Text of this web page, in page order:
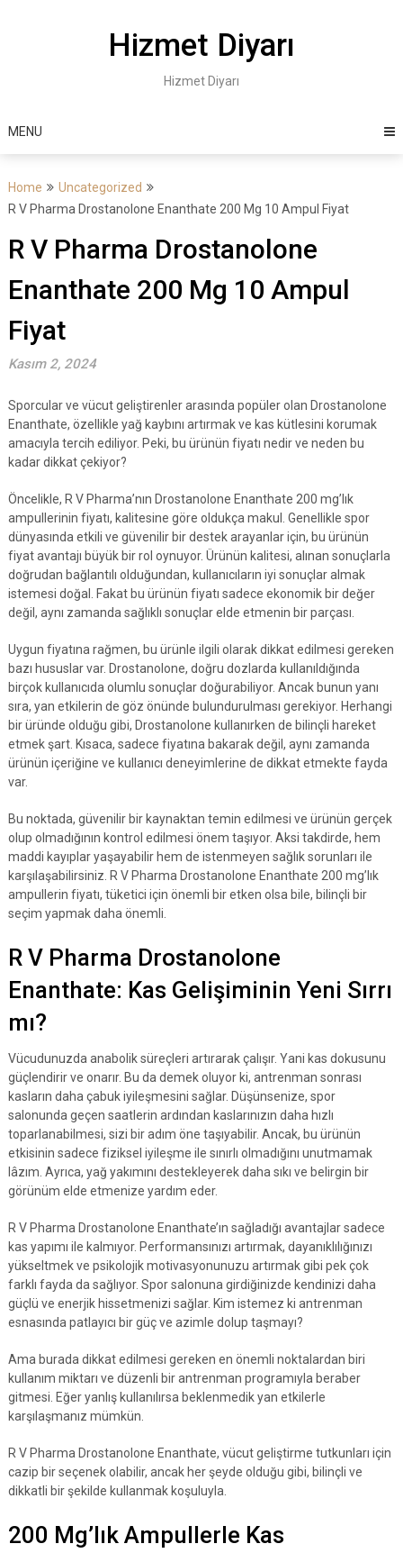
Hizmet Diyarı
Hizmet Diyarı
MENU
Home
Uncategorized
R V Pharma Drostanolone Enanthate 200 Mg 10 Ampul Fiyat
R V Pharma Drostanolone
Enanthate 200 Mg 10 Ampul
Fiyat
Kasım 2, 2024
Sporcular ve vücut geliştirenler arasında popüler olan Drostanolone
Enanthate, özellikle yağ kaybını artırmak ve kas kütlesini korumak
amacıyla tercih ediliyor. Peki, bu ürünün fiyatı nedir ve neden bu
kadar dikkat çekiyor?
Öncelikle, R V Pharma’nın Drostanolone Enanthate 200 mg’lık
ampullerinin fiyatı, kalitesine göre oldukça makul. Genellikle spor
dünyasında etkili ve güvenilir bir destek arayanlar için, bu ürünün
fiyat avantajı büyük bir rol oynuyor. Ürünün kalitesi, alınan sonuçlarla
doğrudan bağlantılı olduğundan, kullanıcıların iyi sonuçlar almak
istemesi doğal. Fakat bu ürünün fiyatı sadece ekonomik bir değer
değil, aynı zamanda sağlıklı sonuçlar elde etmenin bir parçası.
Uygun fiyatına rağmen, bu ürünle ilgili olarak dikkat edilmesi gereken
bazı hususlar var. Drostanolone, doğru dozlarda kullanıldığında
birçok kullanıcıda olumlu sonuçlar doğurabiliyor. Ancak bunun yanı
sıra, yan etkilerin de göz önünde bulundurulması gerekiyor. Herhangi
bir üründe olduğu gibi, Drostanolone kullanırken de bilinçli hareket
etmek şart. Kısaca, sadece fiyatına bakarak değil, aynı zamanda
ürünün içeriğine ve kullanıcı deneyimlerine de dikkat etmekte fayda
var.
Bu noktada, güvenilir bir kaynaktan temin edilmesi ve ürünün gerçek
olup olmadığının kontrol edilmesi önem taşıyor. Aksi takdirde, hem
maddi kayıplar yaşayabilir hem de istenmeyen sağlık sorunları ile
karşılaşabilirsiniz. R V Pharma Drostanolone Enanthate 200 mg’lık
ampullerin fiyatı, tüketici için önemli bir etken olsa bile, bilinçli bir
seçim yapmak daha önemli.
R V Pharma Drostanolone
Enanthate: Kas Gelişiminin Yeni Sırrı
mı?
Vücudunuzda anabolik süreçleri artırarak çalışır. Yani kas dokusunu
güçlendirir ve onarır. Bu da demek oluyor ki, antrenman sonrası
kasların daha çabuk iyileşmesini sağlar. Düşünsenize, spor
salonunda geçen saatlerin ardından kaslarınızın daha hızlı
toparlanabilmesi, sizi bir adım öne taşıyabilir. Ancak, bu ürünün
etkisinin sadece fiziksel iyileşme ile sınırlı olmadığını unutmamak
lâzım. Ayrıca, yağ yakımını destekleyerek daha sıkı ve belirgin bir
görünüm elde etmenize yardım eder.
R V Pharma Drostanolone Enanthate’ın sağladığı avantajlar sadece
kas yapımı ile kalmıyor. Performansınızı artırmak, dayanıklılığınızı
yükseltmek ve psikolojik motivasyonunuzu artırmak gibi pek çok
farklı fayda da sağlıyor. Spor salonuna girdiğinizde kendinizi daha
güçlü ve enerjik hissetmenizi sağlar. Kim istemez ki antrenman
esnasında patlayıcı bir güç ve azimle dolup taşmayı?
Ama burada dikkat edilmesi gereken en önemli noktalardan biri
kullanım miktarı ve düzenli bir antrenman programıyla beraber
gitmesi. Eğer yanlış kullanılırsa beklenmedik yan etkilerle
karşılaşmanız mümkün.
R V Pharma Drostanolone Enanthate, vücut geliştirme tutkunları için
cazip bir seçenek olabilir, ancak her şeyde olduğu gibi, bilinçli ve
dikkatli bir şekilde kullanmak koşuluyla.
200 Mg’lık Ampullerle Kas